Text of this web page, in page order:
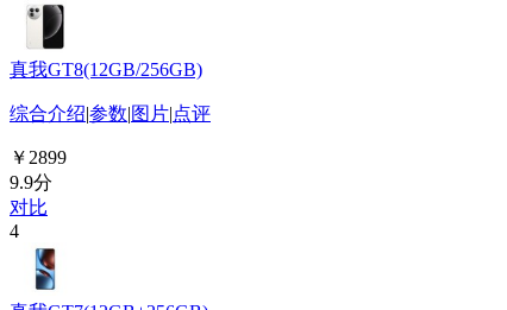
真我GT8(12GB/256GB)
综合介绍|参数|图片|点评
￥2899
9.9分
对比
4